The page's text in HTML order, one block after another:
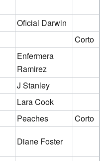
Oficial Darwin
Corto
Enfermera
Ramirez
J Stanley
Lara Cook
Peaches
Corto
Diane Foster